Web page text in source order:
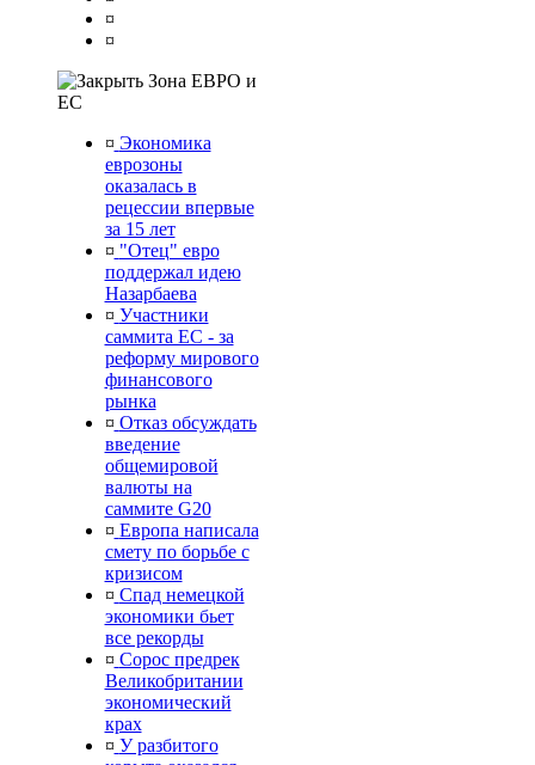
¤
¤
Зона ЕВРО и
ЕС
¤ Экономика
еврозоны
оказалась в
рецессии впервые
за 15 лет
¤ "Отец" евро
поддержал идею
Назарбаева
¤ Участники
саммита ЕС - за
реформу мирового
финансового
рынка
¤ Отказ обсуждать
введение
общемировой
валюты на
саммите G20
¤ Европа написала
смету по борьбе с
кризисом
¤ Спад немецкой
экономики бьет
все рекорды
¤ Сорос предрек
Великобритании
экономический
крах
¤ У разбитого